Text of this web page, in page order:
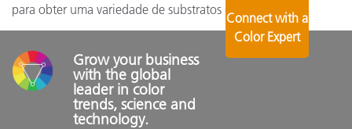
para obter uma variedade de substratos de impressão.
Grow your business
with the global
leader in color
trends, science and
technology.
Connect with a
Color Expert